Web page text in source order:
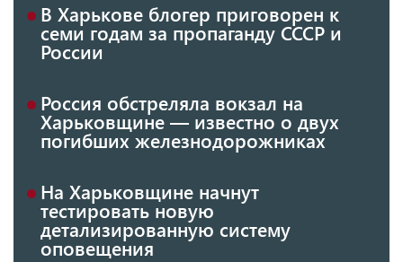
В Харькове блогер приговорен к
семи годам за пропаганду СССР и
России
Россия обстреляла вокзал на
Харьковщине — известно о двух
погибших железнодорожниках
На Харьковщине начнут
тестировать новую
детализированную систему
оповещения